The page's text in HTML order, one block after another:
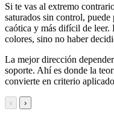
Si te vas al extremo
saturados sin control,
caótica y más difícil de leer.
colores, sino no haber
La mejor dirección
soporte. Ahí es donde la
convierte en criterio
‹ ›